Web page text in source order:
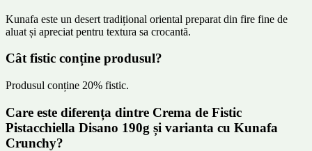
Kunafa este un desert tradițional oriental preparat din fire fine de
aluat și apreciat pentru textura sa crocantă.
Cât fistic conține produsul?
Produsul conține 20% fistic.
Care este diferența dintre Crema de Fistic
Pistacchiella Disano 190g și varianta cu Kunafa
Crunchy?